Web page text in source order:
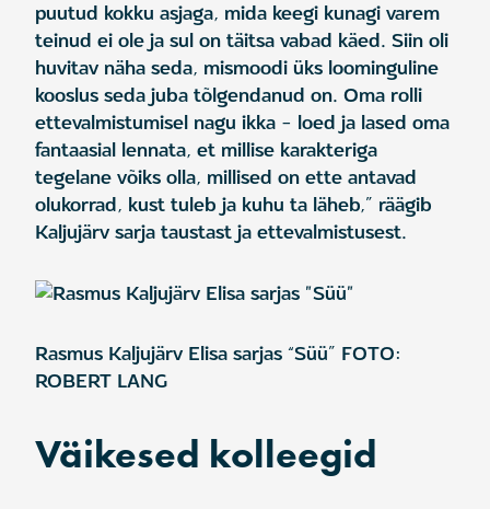
puutud kokku asjaga, mida keegi kunagi varem
teinud ei ole ja sul on täitsa vabad käed. Siin oli
huvitav näha seda, mismoodi üks loominguline
kooslus seda juba tõlgendanud on. Oma rolli
ettevalmistumisel nagu ikka – loed ja lased oma
fantaasial lennata, et millise karakteriga
tegelane võiks olla, millised on ette antavad
olukorrad, kust tuleb ja kuhu ta läheb,” räägib
Kaljujärv sarja taustast ja ettevalmistusest.
Rasmus Kaljujärv Elisa sarjas “Süü” FOTO:
ROBERT LANG
Väikesed kolleegid